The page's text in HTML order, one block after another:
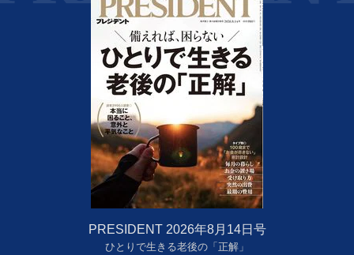
PRESIDENT 2026年8月14日号
ひとりで生きる老後の「正解」